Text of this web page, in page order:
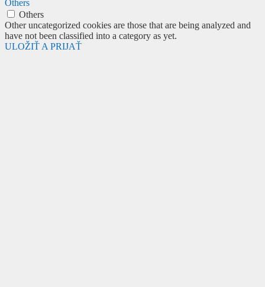
Others
Others
Other uncategorized cookies are those that are being analyzed and
have not been classified into a category as yet.
ULOŽIŤ A PRIJAŤ